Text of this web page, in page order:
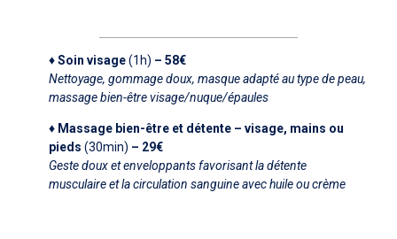
♦ Soin visage(1h) – 58€
Nettoyage, gommage doux, masque adapté au type de peau,
massage bien-être visage/nuque/épaules
♦ Massage bien-être et détente – visage, mains ou
pieds (30min) – 29€
Geste doux et enveloppants favorisant la détente
musculaire et la circulation sanguine avec huile ou crème